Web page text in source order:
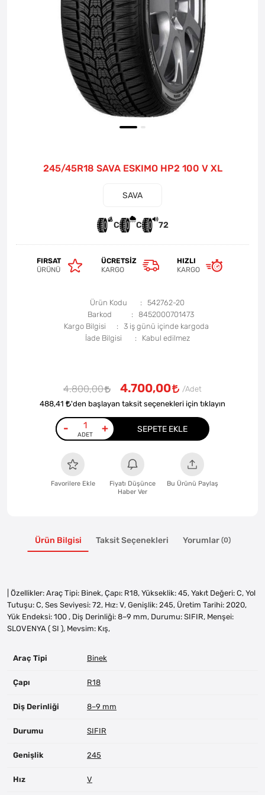
245/45R18 SAVA ESKIMO HP2 100 V XL
SAVA
C C 72
FIRSAT
ÜRÜNÜ
ÜCRETSIZ
KARGO
HIZLI
KARGO
Ürün Kodu
542762-20
Barkod
8452000701473
Kargo Bilgisi
3 iş günü içinde kargoda
İade Bilgisi
4.800,00 4.700,00
488,41 'den başlayan taksit seçenekleri için tıklayın
- + SEPETE EKLE
Favorilere Ekle
Fiyatı Düşünce
Haber Ver
Bu Ürünü Paylaş
Ürün Bilgisi Taksit Seçenekleri Yorumlar (0)
| Özellikler: Araç Tipi: Binek, Çapı: R18, Yükseklik: 45, Yakıt Değeri: C, Yol
Tutuşu: C, Ses Seviyesi: 72, Hız: V, Genişlik: 245, Üretim Tarihi: 2020,
Yük Endeksi: 100 , Diş Derinliği: 8–9 mm, Durumu: SIFIR, Menşei:
SLOVENYA ( SI ), Mevsim: Kış,
Araç Tipi Binek
Çapı R18
Diş Derinliği 8–9 mm
Durumu SIFIR
Genişlik 245
Hız V